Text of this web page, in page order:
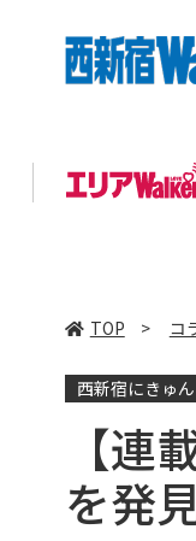
TOP > コ
西新宿にきゅん
【
を発